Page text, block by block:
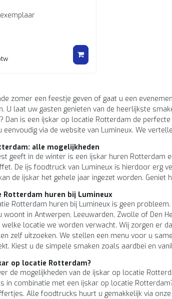
zomer een feestje geven of gaat u een
U laat uw gasten genieten van de heerlijkste
Dan is een ijskar op locatie Rotterdam de
via de website van Lumineux. We
alle mogelijkheden
geeft in de winter is een ijskar huren
De ijs foodtruck van Lumineux is hierdoor erg
de ijskar het gehele jaar ingezet worden.
Rotterdam huren bij Lumineux
Rotterdam huren bij Lumineux is geen
woont in Antwerpen, Leeuwarden, Zwolle of Den
locatie we worden verwacht. Wij zorgen er
zelf uitzoeken. We stellen een menu voor u
Kiest u de simpele smaken zoals aardbei en
op locatie Rotterdam?
de mogelijkheden van de ijskar op locatie
in combinatie met een ijskar op locatie
Alle foodtrucks huurt u gemakkelijk via